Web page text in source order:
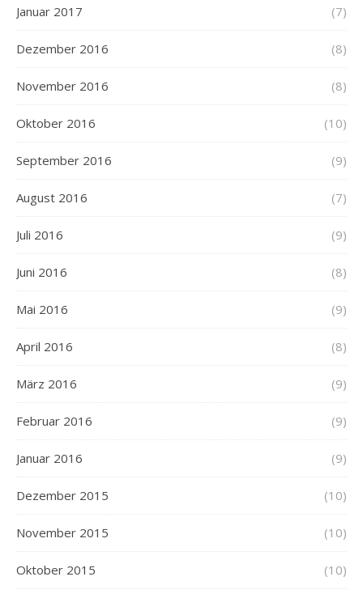
Januar 2017 (7)
Dezember 2016 (8)
November 2016 (8)
Oktober 2016 (10)
September 2016 (9)
August 2016 (7)
Juli 2016 (9)
Juni 2016 (8)
Mai 2016 (9)
April 2016 (8)
März 2016 (9)
Februar 2016 (9)
Januar 2016 (9)
Dezember 2015 (10)
November 2015 (10)
Oktober 2015 (10)